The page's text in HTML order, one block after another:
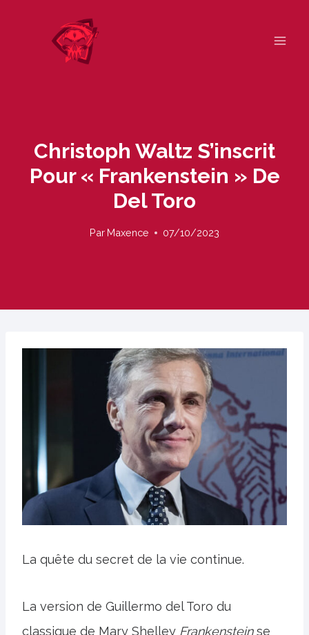
Christoph Waltz S’inscrit
Pour « Frankenstein » De
Del Toro
Par Maxence 07/10/2023
La quête du secret de la vie continue.
La version de Guillermo del Toro du
classique de Mary Shelley Frankensteinse